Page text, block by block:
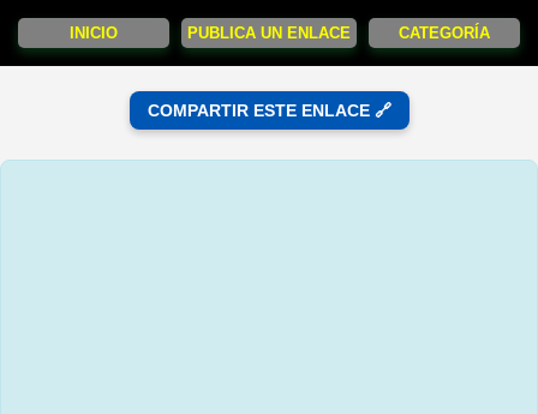
INICIO PUBLICA UN ENLACE CATEGORÍA
COMPARTIR ESTE ENLACE 🔗